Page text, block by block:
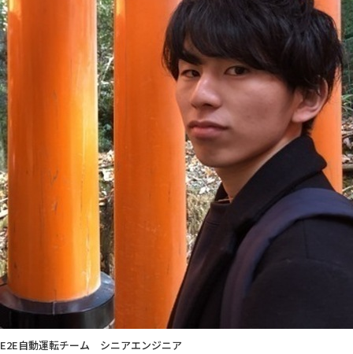
E2E自動運転チーム　シニアエンジニア